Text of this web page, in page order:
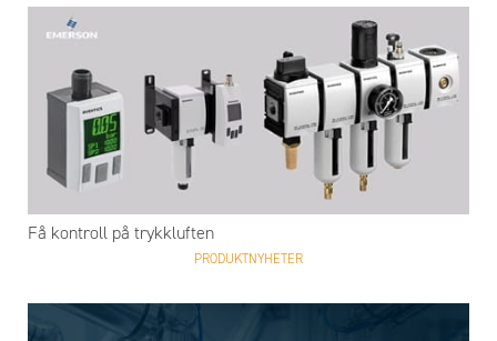
Få kontroll på trykkluften
PRODUKTNYHETER